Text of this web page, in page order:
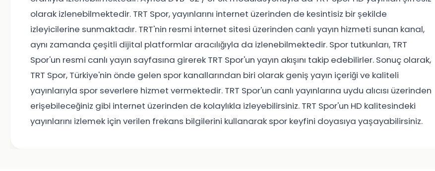
olarak izlenebilmektedir. TRT Spor, yayınlarını internet üzerinden de kesintisiz bir şekilde
izleyicilerine sunmaktadır. TRT'nin resmi internet sitesi üzerinden canlı yayın hizmeti sunan kanal,
aynı zamanda çeşitli dijital platformlar aracılığıyla da izlenebilmektedir. Spor tutkunları, TRT
Spor'un resmi canlı yayın sayfasına girerek TRT Spor'un yayın akışını takip edebilirler. Sonuç olarak,
TRT Spor, Türkiye'nin önde gelen spor kanallarından biri olarak geniş yayın içeriği ve kaliteli
yayınlarıyla spor severlere hizmet vermektedir. TRT Spor'un canlı yayınlarına uydu alıcısı üzerinden
erişebileceğiniz gibi internet üzerinden de kolaylıkla izleyebilirsiniz. TRT Spor'un HD kalitesindeki
yayınlarını izlemek için verilen frekans bilgilerini kullanarak spor keyfini doyasıya yaşayabilirsiniz.